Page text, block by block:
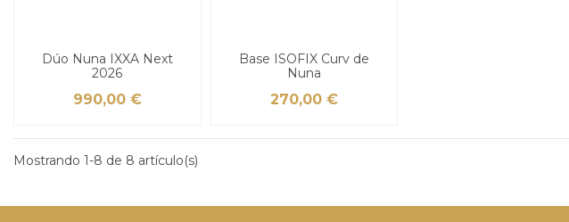
Dúo Nuna IXXA Next
2026
990,00 €
Base ISOFIX Curv de
Nuna
270,00 €
Mostrando 1-8 de 8 artículo(s)